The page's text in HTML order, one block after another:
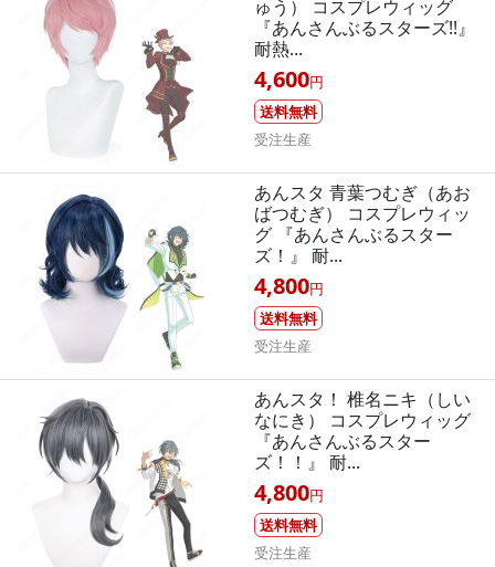
ゅう） コスプレウィッグ
『あんさんぶるスターズ!!』
耐熱...
4,600円
送料無料
受注生産
あんスタ 青葉つむぎ（あお
ばつむぎ） コスプレウィッ
グ 『あんさんぶるスター
ズ！』 耐...
4,800円
送料無料
受注生産
あんスタ！ 椎名ニキ（しい
なにき） コスプレウィッグ
『あんさんぶるスター
ズ！！』 耐...
4,800円
送料無料
受注生産